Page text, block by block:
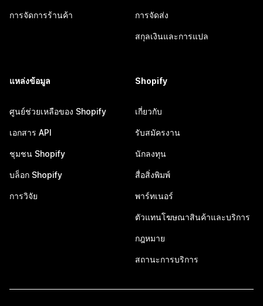
การจัดการร้านค้า การจัดส่ง
สกุลเงินและการแปล
แหล่งข้อมูล
ศูนย์ช่วยเหลือของ Shopify
เอกสาร API
ชุมชน Shopify
บล็อก Shopify
การวิจัย
Shopify
เกี่ยวกับ
รับสมัครงาน
นักลงทุน
สื่อสิ่งพิมพ์
พาร์ทเนอร์
ตัวแทนโฆษณาสินค้าและบริการ
กฎหมาย
สถานะการบริการ